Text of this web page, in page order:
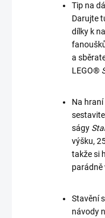
Tip na
Darujte
dílky k
a
LEGO®
Na
ságy
výšku,
takže si
parádně
Stavění
návody